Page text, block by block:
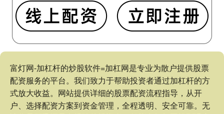
富灯网-加杠杆的炒股软件=加杠网是专业为散户提供股票
配资服务的平台。我们致力于帮助投资者通过加杠杆的方
式放大收益。网站提供详细的股票配资流程指导，从开
户、选择配资方案到资金管理，全程透明、安全可靠。无